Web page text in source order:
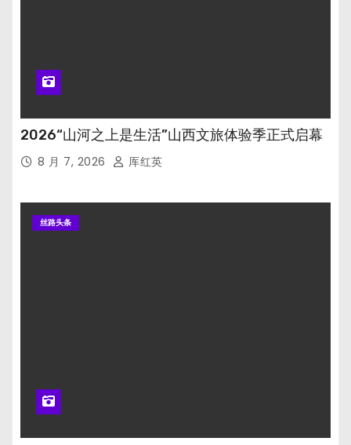
2026“山河之上是生活”山西文旅体验季正式启幕
8 月 7, 2026 厍红英
丝路头条